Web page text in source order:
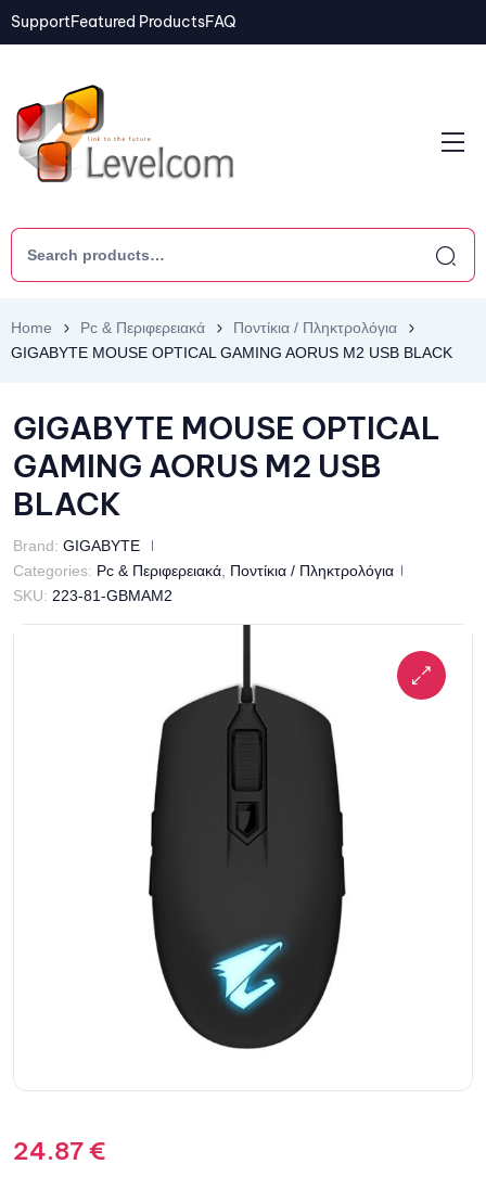
SupportFeatured ProductsFAQ
Home Pc & Περιφερειακά
Ποντίκια / Πληκτρολόγια
GIGABYTE MOUSE OPTICAL GAMING AORUS M2 USB BLACK
GIGABYTE MOUSE OPTICAL
GAMING AORUS M2 USB
BLACK
Brand: GIGABYTE
Categories: Pc & Περιφερειακά Ποντίκια / Πληκτρολόγια
SKU: 223-81-GBMAM2
24.87€